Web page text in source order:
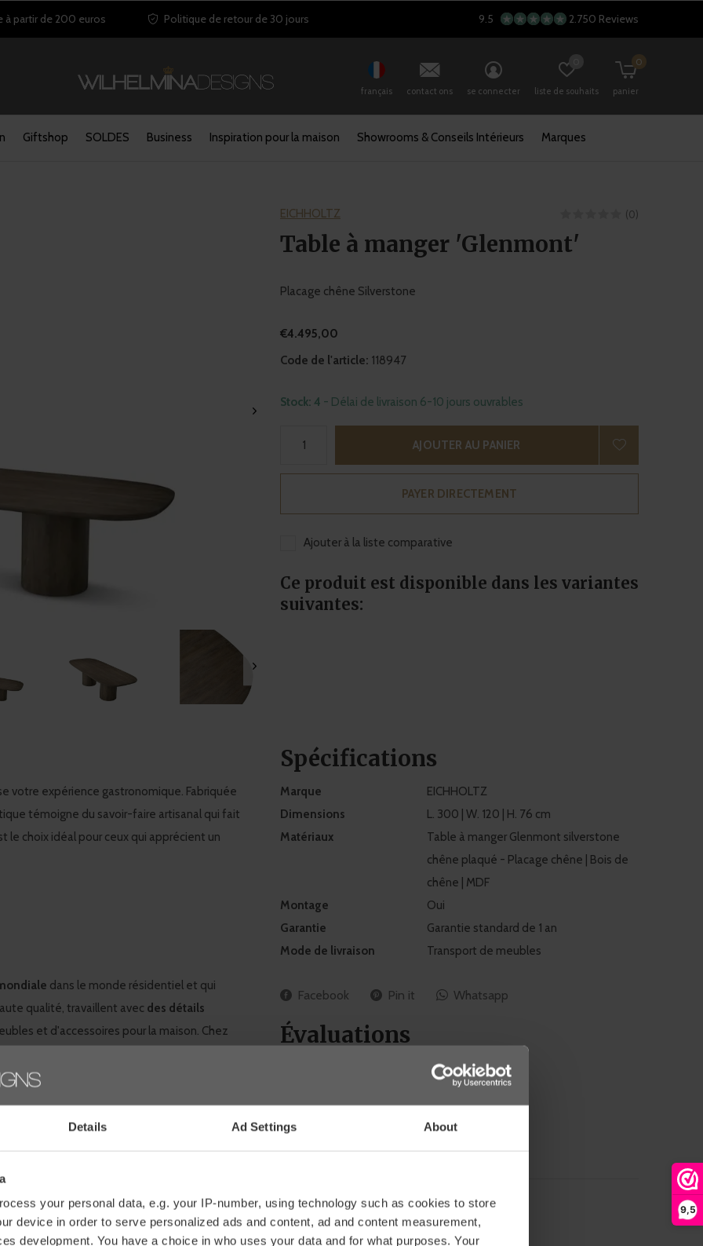
Details Ad Settings About
your personal data, e.g. your IP-number, using technology such as cookies to store
device in order to serve personalized ads and content, ad and content measurement,
development. You have a choice in who uses your data and for what purposes. Your
9,5
Giftshop SOLDES Business Inspiration pour la maison Showrooms & Conseils Intérieurs Marques
français contact ons se connecter liste de souhaits panier
0
à partir de 200 euros Politique de retour de 30 jours 9.5 2.750 Reviews
EICHHOLTZ (0)
Table à manger 'Glenmont'
Placage chêne Silverstone
€4.495,00
Code de l'article: 118947
Stock: 4 - Délai de livraison 6-10 jours ouvrables
AJOUTER AU PANIER
PAYER DIRECTEMENT
Ajouter à la liste comparative
Ce produit est disponible dans les variantes
suivantes:
votre expérience gastronomique. Fabriquée
témoigne du savoir-faire artisanal qui fait
le choix idéal pour ceux qui apprécient un
dans le monde résidentiel et qui
qualité, travaillent avec des détails
et d'accessoires pour la maison. Chez
par les produits de décoration
quel intérieur!
un produit en particulier ? Veuillez
WDS, vous disposez de 30 jours pour
Spécifications
Marque
EICHHOLTZ
Dimensions
L. 300 | W. 120 | H. 76 cm
Matériaux
Table à manger Glenmont silverstone
chêne plaqué - Placage chêne | Bois de
chêne | MDF
Montage
Oui
Garantie
Garantie standard de 1 an
Mode de livraison
Transport de meubles
Facebook Pin it Whatsapp
Évaluations
0 étoiles selon 0 avis